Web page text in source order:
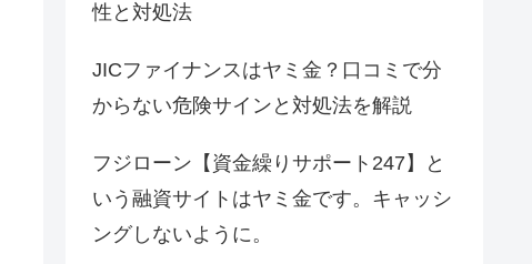
性と対処法
JICファイナンスはヤミ金？口コミで分
からない危険サインと対処法を解説
フジローン【資金繰りサポート247】と
いう融資サイトはヤミ金です。キャッシ
ングしないように。